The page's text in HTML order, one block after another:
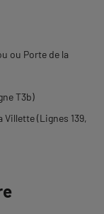
ou Porte de la
T3b)
Villette (Lignes 139,